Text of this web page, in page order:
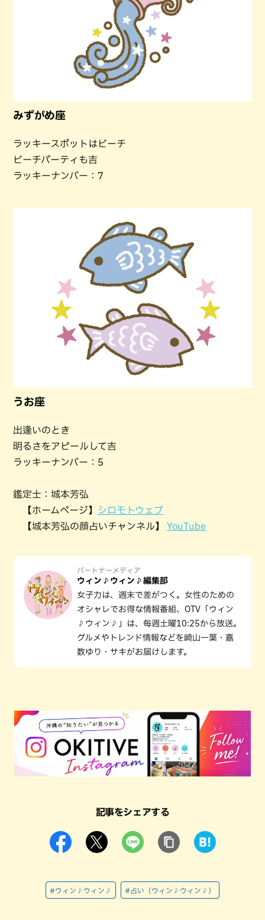
みずがめ座
ラッキースポットはビーチ
ビーチパーティも吉
ラッキーナンバー：7
うお座
出逢いのとき
明るさをアピールして吉
ラッキーナンバー：5
鑑定士：城本芳弘
【ホームページ】
シロモトウェブ
【城本芳弘の顔占いチャンネル】 YouTube
パートナーメディア
ウィン♪ウィン♪編集部
女子力は、週末で差がつく。女性のための
オシャレでお得な情報番組、OTV「ウィン
♪ウィン♪」は、毎週土曜10:25から放送。
グルメやトレンド情報などを崎山一葉・嘉
数ゆり・サキがお届けします。
記事をシェアする
#ウィン♪ウィン♪ #占い（ウィン♪ウィン♪）